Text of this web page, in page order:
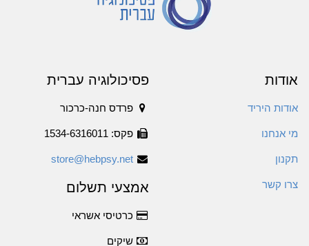
אודות
אודות היריד
מי אנחנו
תקנון
צרו קשר
פסיכולוגיה עברית
פרדס חנה-כרכור
פקס: 1534-6316011
store@hebpsy.net
אמצעי תשלום
כרטיסי אשראי
שיקים